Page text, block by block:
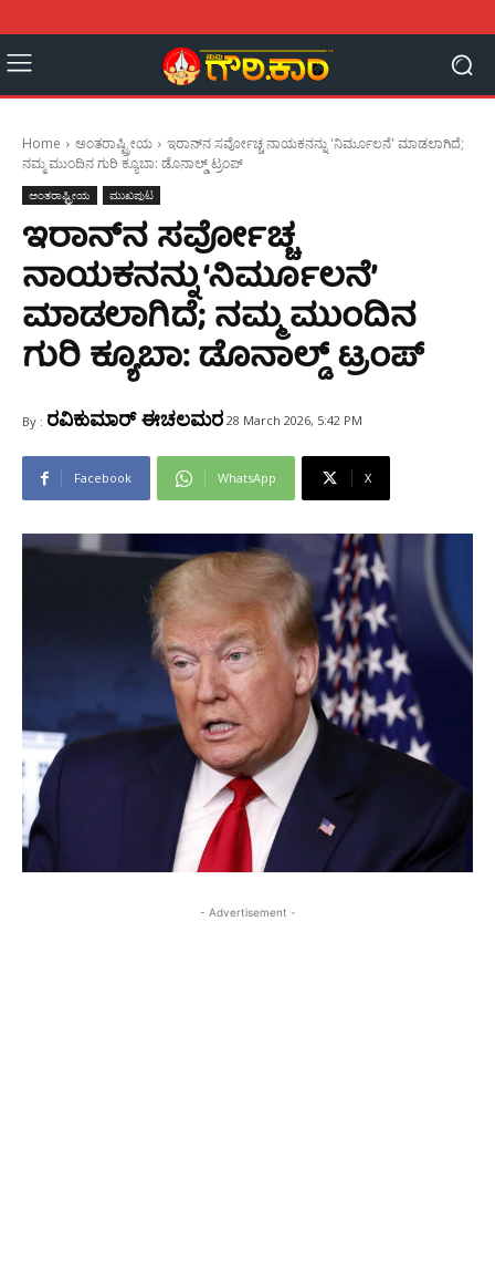
Home ಅಂತರಾಷ್ಟ್ರೀಯ
ಇರಾನ್‌ನ ಸರ್ವೋಚ್ಚ ನಾಯಕನನ್ನು 'ನಿರ್ಮೂಲನೆ' ಮಾಡಲಾಗಿದೆ;
ನಮ್ಮ ಮುಂದಿನ ಗುರಿ ಕ್ಯೂಬಾ: ಡೊನಾಲ್ಡ್‌ ಟ್ರಂಪ್
ಅಂತರಾಷ್ಟ್ರೀಯ ಮುಖಪುಟ
ಇರಾನ್‌ನ ಸರ್ವೋಚ್ಚ
ನಾಯಕನನ್ನು ‘ನಿರ್ಮೂಲನೆ’
ಮಾಡಲಾಗಿದೆ; ನಮ್ಮ ಮುಂದಿನ
ಗುರಿ ಕ್ಯೂಬಾ: ಡೊನಾಲ್ಡ್‌ ಟ್ರಂಪ್
By : ರವಿಕುಮಾರ್ ಈಚಲಮರ 28 March 2026, 5:42 PM
Facebook WhatsApp X
- Advertisement -